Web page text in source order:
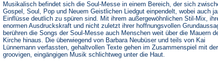
Musikalisch befindet sich die Soul-Messe in einem Bereich, der sich
Gospel, Soul, Pop und Neuem Geistlichen Liedgut einpendelt, wobei auch
Einflüsse deutlich zu spüren sind. Mit ihrem außergewöhnlichen Stil-Mix,
enormen Ausdruckskraft und nicht zuletzt ihrer hoffnungsvollen
berühren die Songs der Soul-Messe auch Menschen weit über die Mauern
Kirche hinaus. Die überwiegend von Barbara Neubüser und teils von Kai
Lünnemann verfassten, gehaltvollen Texte gehen im Zusammenspiel mit der
groovigen, eingängigen Musik schlichtweg unter die Haut.